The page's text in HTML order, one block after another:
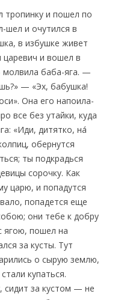
тропинку и пошел по
шел и очутился в
в избушке живет
и вошел в
молвила баба-яга. —
— «Эх, бабушка!
Она его напоила-
все без утайки, куда
«Иди, дитятко, на́
обернутся
ты подкрадься
сорочку. Как
царю, и попадутся
попадется еще
они тебе к добру
ягою, пошел на
за кусты. Тут
о сырую землю,
купаться.
сидит за кустом — не